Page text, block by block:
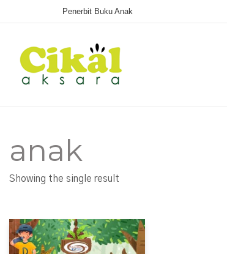
Penerbit Buku Anak
anak
Showing the single result